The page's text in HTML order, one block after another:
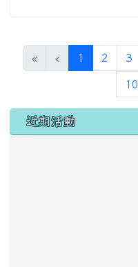
« ‹ 1 (目前頁次)
2 3
10
左邊區域內容
近期活動